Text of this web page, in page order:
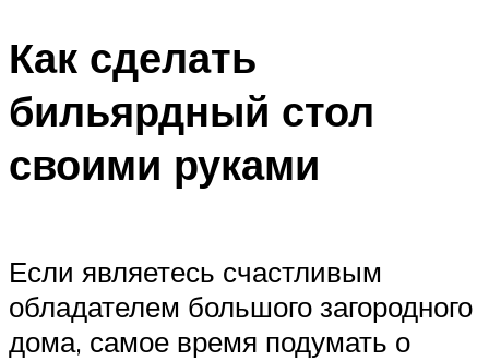
Как сделать
бильярдный стол
своими руками
Если являетесь счастливым
обладателем большого загородного
дома, самое время подумать о